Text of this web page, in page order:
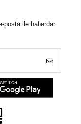
posta ile haberdar